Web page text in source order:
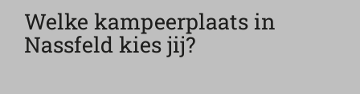
Welke kampeerplaats in
Nassfeld kies jij?